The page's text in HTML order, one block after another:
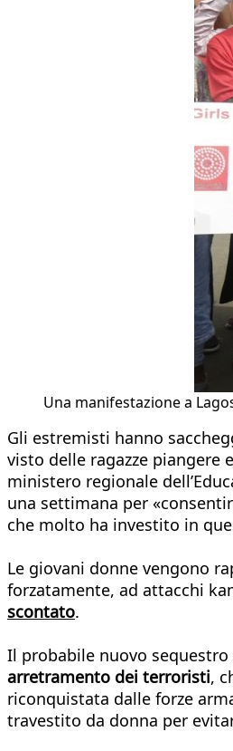
Una manifestazione a
Gli estremisti hanno
visto delle ragazze piangere
ministero regionale
una settimana per
che molto ha investito in
Le giovani donne vengono
forzatamente, ad attacchi
scontato.
Il probabile nuovo
arretramento dei terroristi,
riconquistata dalle forze
travestito da donna per